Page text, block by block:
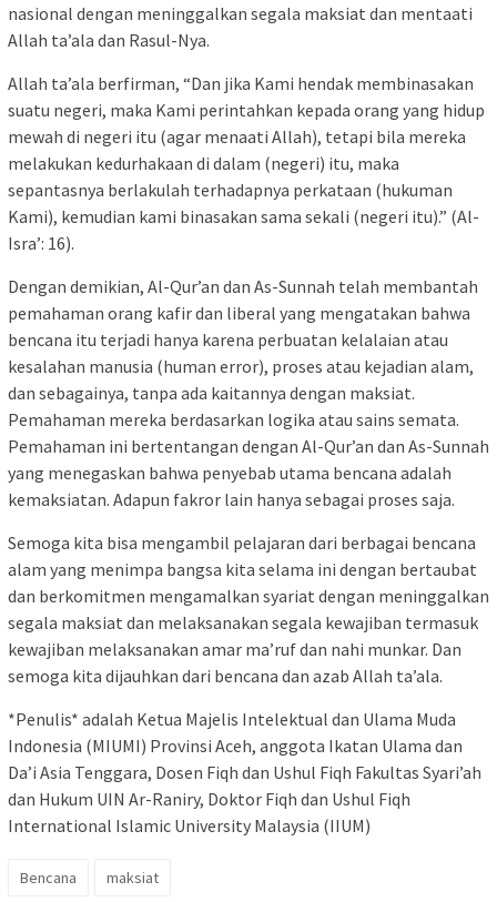
nasional dengan meninggalkan segala maksiat dan mentaati
Allah ta’ala dan Rasul-Nya.
Allah ta’ala berfirman, “Dan jika Kami hendak membinasakan
suatu negeri, maka Kami perintahkan kepada orang yang hidup
mewah di negeri itu (agar menaati Allah), tetapi bila mereka
melakukan kedurhakaan di dalam (negeri) itu, maka
sepantasnya berlakulah terhadapnya perkataan (hukuman
Kami), kemudian kami binasakan sama sekali (negeri itu).” (Al-
Isra’: 16).
Dengan demikian, Al-Qur’an dan As-Sunnah telah membantah
pemahaman orang kafir dan liberal yang mengatakan bahwa
bencana itu terjadi hanya karena perbuatan kelalaian atau
kesalahan manusia (human error), proses atau kejadian alam,
dan sebagainya, tanpa ada kaitannya dengan maksiat.
Pemahaman mereka berdasarkan logika atau sains semata.
Pemahaman ini bertentangan dengan Al-Qur’an dan As-Sunnah
yang menegaskan bahwa penyebab utama bencana adalah
kemaksiatan. Adapun fakror lain hanya sebagai proses saja.
Semoga kita bisa mengambil pelajaran dari berbagai bencana
alam yang menimpa bangsa kita selama ini dengan bertaubat
dan berkomitmen mengamalkan syariat dengan meninggalkan
segala maksiat dan melaksanakan segala kewajiban termasuk
kewajiban melaksanakan amar ma’ruf dan nahi munkar. Dan
semoga kita dijauhkan dari bencana dan azab Allah ta’ala.
*Penulis* adalah Ketua Majelis Intelektual dan Ulama Muda
Indonesia (MIUMI) Provinsi Aceh, anggota Ikatan Ulama dan
Da’i Asia Tenggara, Dosen Fiqh dan Ushul Fiqh Fakultas Syari’ah
dan Hukum UIN Ar-Raniry, Doktor Fiqh dan Ushul Fiqh
International Islamic University Malaysia (IIUM)
Bencana maksiat